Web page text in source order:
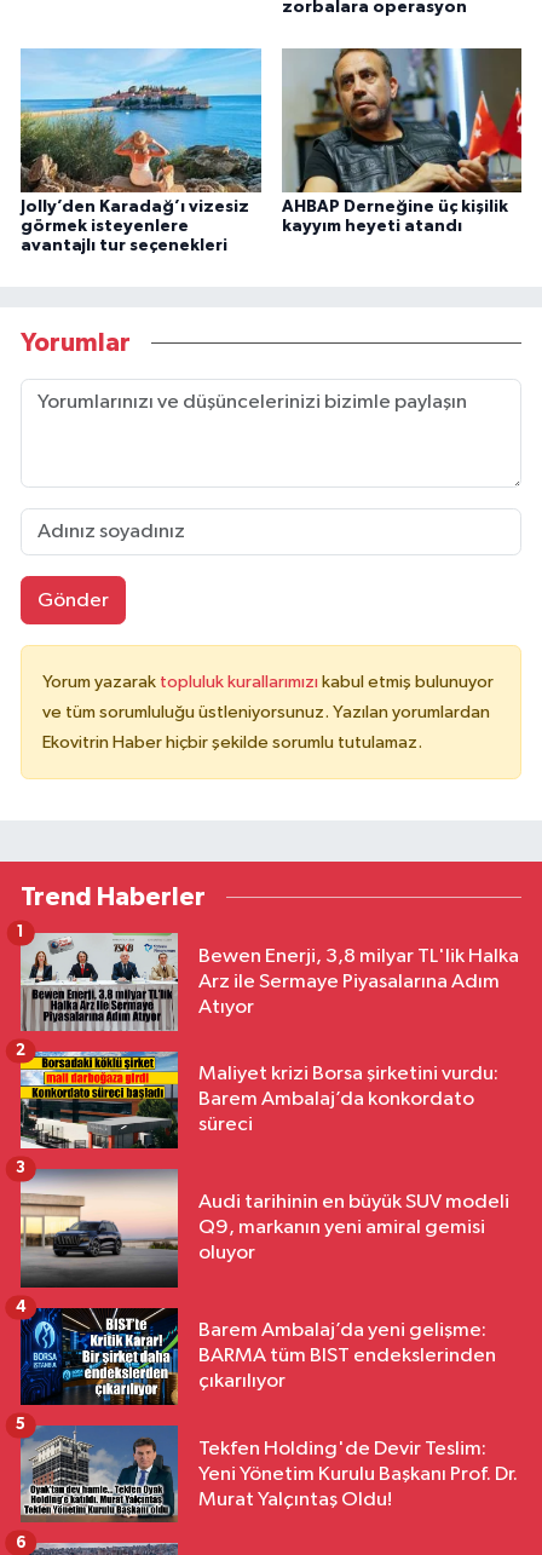
zorbalara operasyon
Jolly’den Karadağ’ı vizesiz
görmek isteyenlere
avantajlı tur seçenekleri
AHBAP Derneğine üç kişilik
kayyım heyeti atandı
Yorumlar
Gönder
Yorum yazarak topluluk kurallarımızı kabul etmiş bulunuyor
ve tüm sorumluluğu üstleniyorsunuz. Yazılan yorumlardan
Ekovitrin Haber hiçbir şekilde sorumlu tutulamaz.
Trend Haberler
Bewen Enerji, 3,8 milyar TL'lik Halka
Arz ile Sermaye Piyasalarına Adım
Atıyor
1
Maliyet krizi Borsa şirketini vurdu:
Barem Ambalaj’da konkordato
süreci
2
Audi tarihinin en büyük SUV modeli
Q9, markanın yeni amiral gemisi
oluyor
3
Barem Ambalaj’da yeni gelişme:
BARMA tüm BIST endekslerinden
çıkarılıyor
4
Tekfen Holding'de Devir Teslim:
Yeni Yönetim Kurulu Başkanı Prof. Dr.
Murat Yalçıntaş Oldu!
5
6